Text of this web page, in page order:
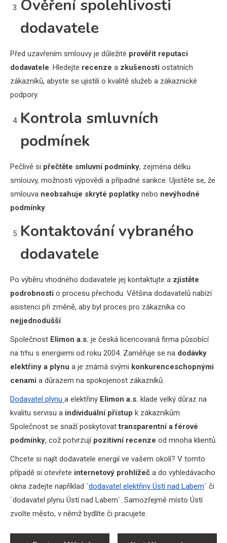
Ověření spolehlivosti
dodavatele
Před uzavřením smlouvy je důležité prověřit reputaci
dodavatele. Hledejte recenze a zkušenosti ostatních
zákazníků, abyste se ujistili o kvalitě služeb a zákaznické
podpory.
Kontrola smluvních
podmínek
Pečlivě si přečtěte smluvní podmínky, zejména délku
smlouvy, možnosti výpovědi a případné sankce. Ujistěte se, že
smlouva neobsahuje skryté poplatky nebo nevýhodné
podmínky.
Kontaktování vybraného
dodavatele
Po výběru vhodného dodavatele jej kontaktujte a zjistěte
podrobnosti o procesu přechodu. Většina dodavatelů nabízí
asistenci při změně, aby byl proces pro zákazníka co
nejjednodušší.
Společnost Elimon a.s. je česká licencovaná firma působící
na trhu s energiemi od roku 2004. Zaměřuje se na dodávky
elektřiny a plynu a je známá svými konkurenceschopnými
cenami a důrazem na spokojenost zákazníků.
Dodavatel plynu a elektřiny Elimon a.s. klade velký důraz na
kvalitu servisu a individuální přístup k zákazníkům.
Společnost se snaží poskytovattransparentní a férové
podmínky, což potvrzují pozitivní recenze od mnoha klientů.
Chcete si najít dodavatele energií ve vašem okolí? V tomto
případě si otevřete internetový prohlížeč a do vyhledávacího
okna zadejte například `dodavatel elektřiny Ústí nad Labem` či
`dodavatel plynu Ústí nad Labem`. Samozřejmě místo Ústí
zvolte město, v němž bydlíte či pracujete.